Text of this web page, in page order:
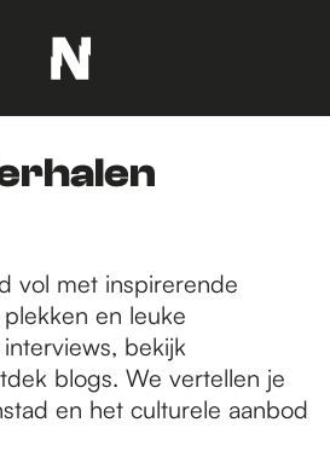
a
n
a
d
e
h
o
m
vol met inspirerende
en leuke
bekijk
blogs. We vertellen je
en het culturele aanbod